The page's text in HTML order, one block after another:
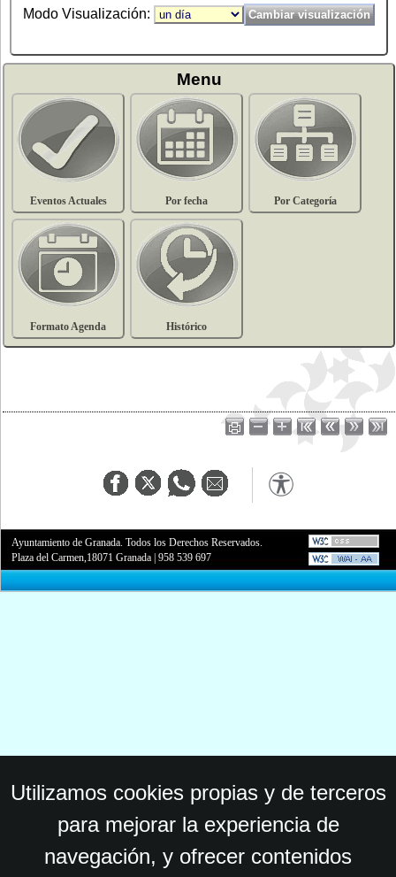
Modo Visualización:
Menu
Eventos Actuales Por fecha Por Categoría
Formato Agenda Histórico
Ayuntamiento de Granada. Todos los Derechos Reservados.
Plaza del Carmen,18071 Granada |958 539 697
Utilizamos cookies propias y de terceros
para mejorar la experiencia de
navegación, y ofrecer contenidos